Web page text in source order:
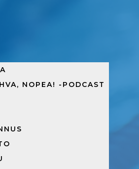
NOPEA! -PODCAST